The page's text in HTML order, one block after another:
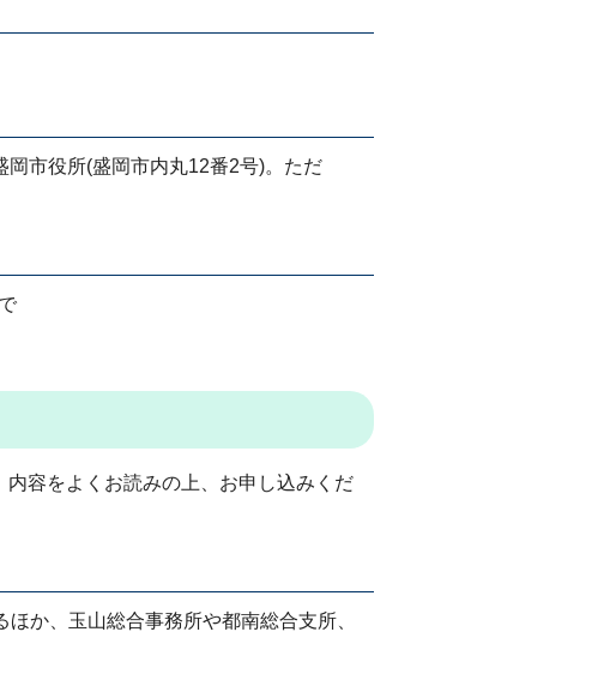
市役所(盛岡市内丸12番2号)。ただ
容をよくお読みの上、お申し込みくだ
か、玉山総合事務所や都南総合支所、